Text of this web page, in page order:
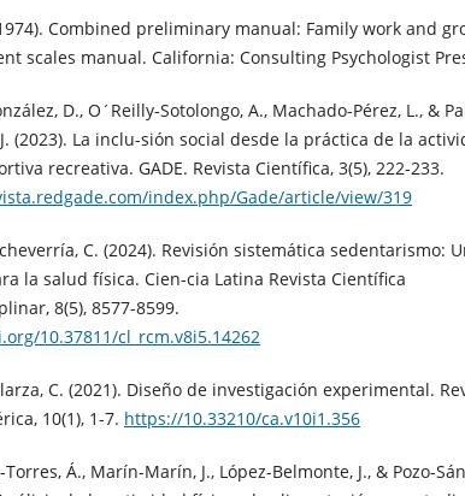
Combined preliminary manual: Family work and
scales manual. California: Consulting Psychologist
D., O´Reilly-Sotolongo, A., Machado-Pérez, L., &
(2023). La inclu-sión social desde la práctica de la
recreativa. GADE. Revista Científica, 3(5), 222-233.
index.php/Gade/article/view/319
C. (2024). Revisión sistemática sedentarismo:
la salud física. Cien-cia Latina Revista Científica
8(5), 8577-8599.
10.37811/cl_rcm.v8i5.14262
C. (2021). Diseño de investigación experimental.
10(1), 1-7. https://10.33210/ca.v10i1.356
Á., Marín-Marín, J., López-Belmonte, J., & Pozo-